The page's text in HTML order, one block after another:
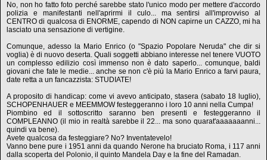
No, non ho fatto foto perché sarebbe stato l'unico modo per mettere d'accordo
polizia e manifestanti nell'aprirmi il culo... ma sentirsi all'improvviso al
CENTRO di qualcosa di ENORME, capendo di NON capirne un CAZZO, mi ha
lasciato una sensazione di vertigine.
Comunque, adesso la Mario Enrico (o "Spazio Popolare Neruda" che dir si
voglia) è di nuovo deserta. Quali soggetti abbiano interesse nel tenere VUOTO
un complesso edilizio così immenso non è dato saperlo... comunque, baldi
giovani che fate le medie... anche se non c'è più la Mario Enrico a farvi paura,
date retta a un fancazzista: STUDIATE!
A proposito di handicap: come vi avevo anticipato, stasera (sabato 18 luglio),
SCHOPENHAUER e MEEMMOW festeggeranno i loro 10 anni nella Cumpa!
Piombino ed il sottoscritto saranno ben presenti e festeggeranno il
COMPLEANNO (il mio in realtà sarebbe il 22... ma sono quarat'aaaaaaanni...
quindi va bene).
Avete qualcosa da festeggiare? No? Inventatevelo!
Vanno bene pure i 1951 anni da quando Nerone ha bruciato Roma, i 117 anni
dalla scoperta del Polonio, il quinto Mandela Day e la fine del Ramadan.